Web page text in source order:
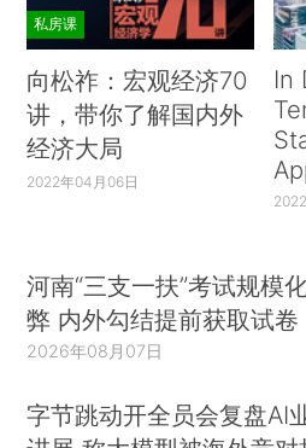
私房课
向松祚：宏观经济70
讲，带你了解国内外
经济大局
2022年04月06日
In
河南“三支一扶”考试规模
弊 内外勾结提前获取试卷
2026年08月07日
字节跳动开全员会复盘AI